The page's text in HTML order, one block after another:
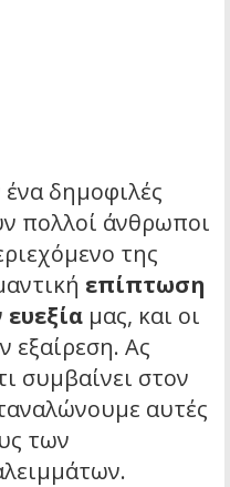
δημοφιλές
πολλοί άνθρωποι
της
επίπτωση
ευεξία μας, και οι
εξαίρεση. Ας
συμβαίνει στον
αυτές
των